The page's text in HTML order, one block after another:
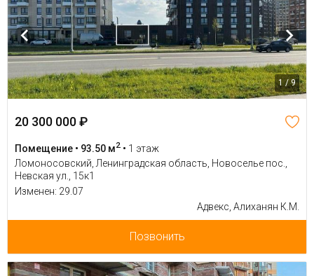
1 / 9
20 300 000 ₽
Помещение • 93.50 м2 • 1 этаж
Ломоносовский, Ленинградская область, Новоселье пос.,
Невская ул., 15к1
Изменен: 29.07
Адвекс, Алиханян К.М.
Позвонить